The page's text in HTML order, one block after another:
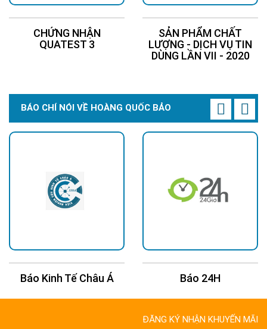
>>> Xem thêm:
Đèn năng lượng mặt trời 500w, tấm pin lớn
độ sáng
CHỨNG NHẬN
QUATEST 3
SẢN PHẨM CHẤT
LƯỢNG - DỊCH VỤ TIN
DÙNG LẦN VII - 2020
BÁO CHÍ NÓI VỀ HOÀNG QUỐC BẢO
Báo Kinh Tế Châu Á Báo 24H
ĐĂNG KÝ NHẬN KHUYẾN MÃI